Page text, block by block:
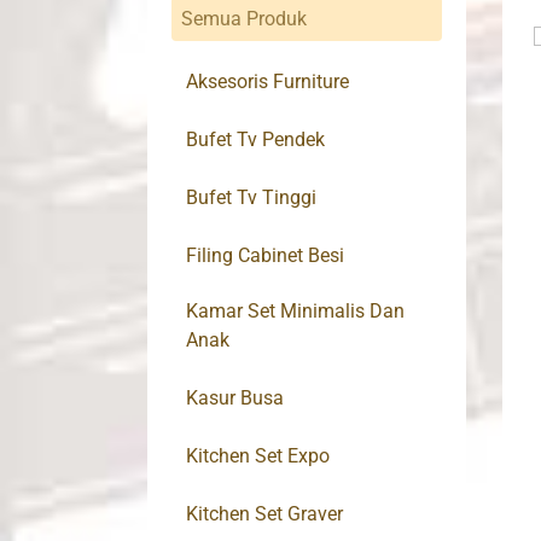
Semua Produk
Aksesoris Furniture
Bufet Tv Pendek
Bufet Tv Tinggi
Filing Cabinet Besi
Kamar Set Minimalis Dan
Anak
Kasur Busa
Kitchen Set Expo
Kitchen Set Graver